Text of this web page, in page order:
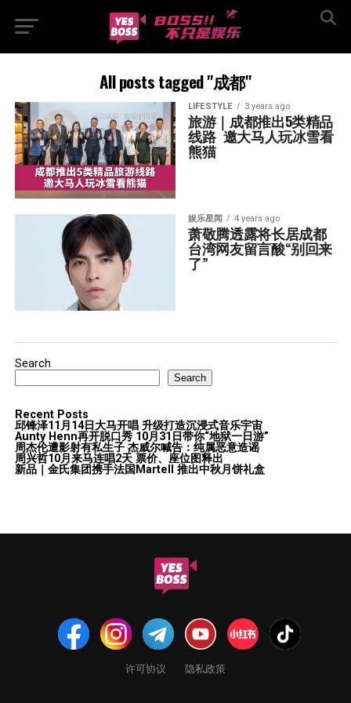
All posts tagged "成都"
LIFESTYLE 3 years ago
旅游｜成都推出5类精品
线路  邀大马人玩冰雪看
熊猫
娱乐星闻 4 years ago
萧敬腾透露将长居成都
台湾网友留言酸“别回来
了”
Search
Search
Recent Posts
邱锋泽11月14日大马开唱 升级打造沉浸式音乐宇宙
Aunty Henn再开脱口秀 10月31日带你“地狱一日游”
周杰伦遭影射有私生子 杰威尔喊告：纯属恶意造谣
周兴哲10月来马连唱2天 票价、座位图释出
新品｜金氏集团携手法国Martell 推出中秋月饼礼盒
许可协议 隐私政策